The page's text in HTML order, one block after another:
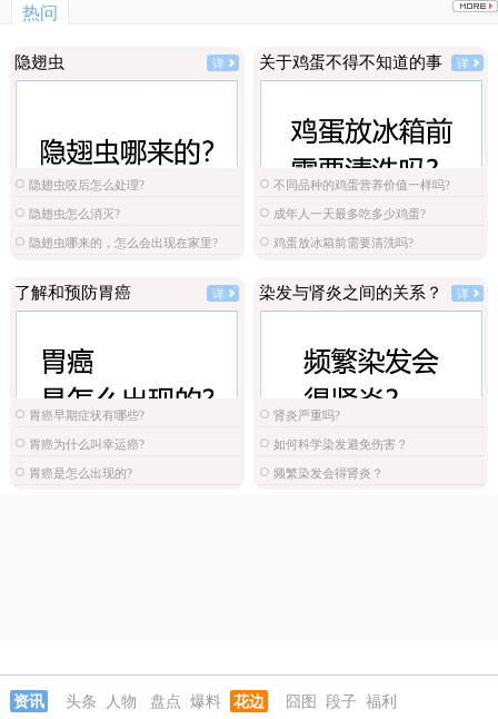
热问
隐翅虫 详
隐翅虫咬后怎么处理?
隐翅虫怎么消灭?
隐翅虫哪来的，怎么会出现在家里?
关于鸡蛋不得不知道的事 详
不同品种的鸡蛋营养价值一样吗?
成年人一天最多吃多少鸡蛋?
鸡蛋放冰箱前需要清洗吗?
了解和预防胃癌 详
胃癌早期症状有哪些?
胃癌为什么叫幸运癌?
胃癌是怎么出现的?
染发与肾炎之间的关系？ 详
肾炎严重吗?
如何科学染发避免伤害？
频繁染发会得肾炎？
资讯 头条 人物 盘点 爆料 花边 囧图 段子 福利